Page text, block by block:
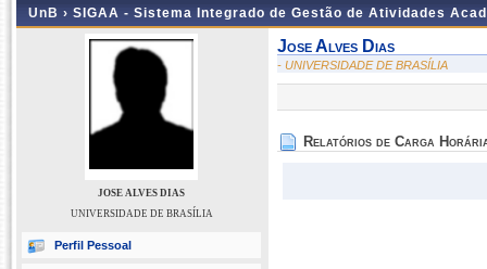
UnB › SIGAA - Sistema Integrado de Gestão de Atividades
JOSE ALVES DIAS
UNIVERSIDADE DE BRASÍLIA
Perfil Pessoal
Jose Alves Dias
- UNIVERSIDADE DE BRASÍLIA
Relatórios de Carga